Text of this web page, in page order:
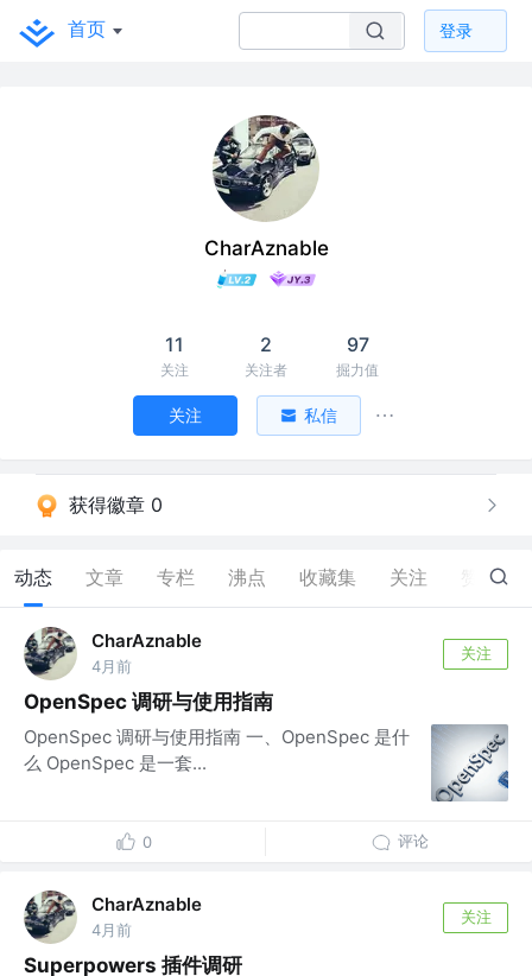
首页 登录
CharAznable
11
关注
2
关注者
97
掘力值
关注 私信
获得徽章 0
动态 文章 专栏 沸点 收藏集 关注 0
CharAznable
4月前
关注
OpenSpec 调研与使用指南
OpenSpec 调研与使用指南 一、OpenSpec 是什
么 OpenSpec 是一套...
0 评论
CharAznable
4月前
关注
Superpowers 插件调研